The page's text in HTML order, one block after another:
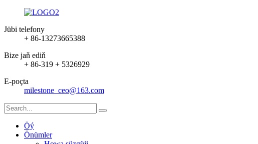
Jübi telefony
+ 86-13273665388
Bize jaň ediň
+ 86-319 + 5326929
E-poçta
milestone_ceo@163.com
Öý
Önümler